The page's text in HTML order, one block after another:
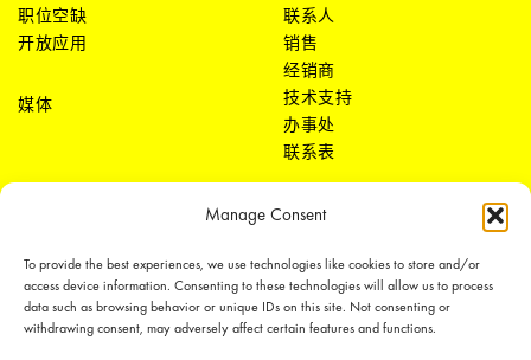
Manage Consent
To provide the best experiences, we use technologies like cookies to store and/or
access device information. Consenting to these technologies will allow us to process
data such as browsing behavior or unique IDs on this site. Not consenting or
withdrawing consent, may adversely affect certain features and functions.
职位空缺
开放应用
媒体
联系人
销售
经销商
技术支持
办事处
联系表
LEDiL Group